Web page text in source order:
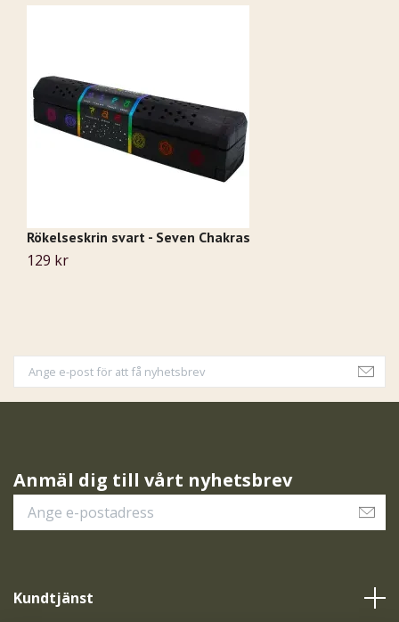
Rökelseskrin svart - Seven Chakras
129 kr
Anmäl dig till vårt nyhetsbrev
Kundtjänst